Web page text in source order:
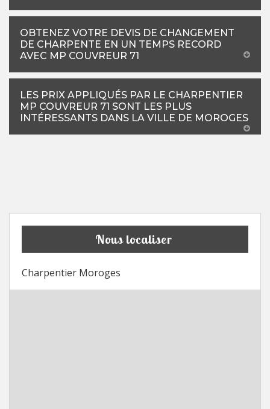
OBTENEZ VOTRE DEVIS DE CHANGEMENT
DE CHARPENTE EN UN TEMPS RECORD
AVEC MP COUVREUR 71
LES PRIX APPLIQUÉS PAR LE CHARPENTIER
MP COUVREUR 71 SONT LES PLUS
INTÉRESSANTS DANS LA VILLE DE MOROGES
Nous localiser
Charpentier Moroges